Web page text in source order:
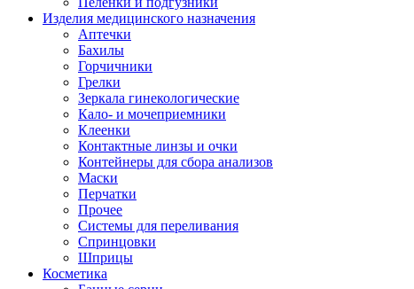
Изделия медицинского назначения
Аптечки
Бахилы
Горчичники
Грелки
Зеркала гинекологические
Кало- и мочеприемники
Клеенки
Контактные линзы и очки
Контейнеры для сбора анализов
Маски
Перчатки
Прочее
Системы для переливания
Спринцовки
Шприцы
Косметика